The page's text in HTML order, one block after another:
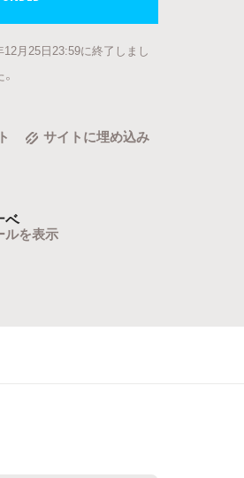
12月25日23:59に終了しまし
サイトに埋め込み
ベ
ルを表示